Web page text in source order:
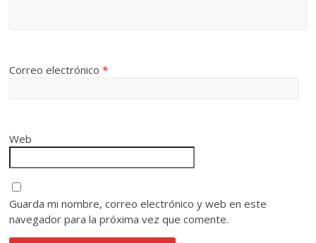
Correo electrónico*
Web
Guarda mi nombre, correo electrónico y web en este
navegador para la próxima vez que comente.